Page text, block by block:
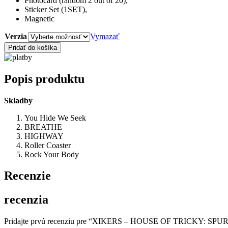
Sticker Set (1SET),
Magnetic
Verzia
Vymazať
množstvo
XIKERS
HOUSE
OF
SPUR
Pridať do košíka
Popis produktu
Skladby
You Hide We Seek
BREATHE
HIGHWAY
Roller Coaster
Rock Your Body
Recenzie
recenzia
Pridajte prvú recenziu pre “XIKERS – HOUSE OF TRICKY: